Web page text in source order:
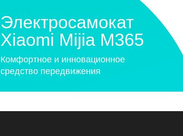
Электросамокат
Xiaomi Mijia M365
Комфортное и инновационное
средство передвижения